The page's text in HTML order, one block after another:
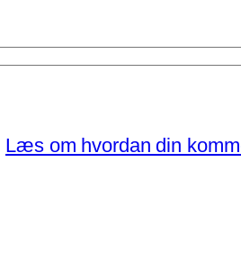
Læs om hvordan din